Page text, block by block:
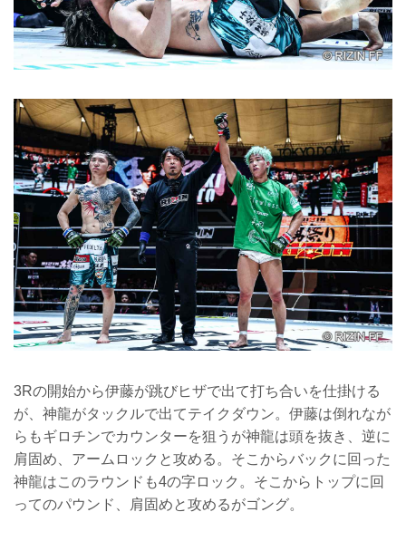
3Rの開始から伊藤が跳びヒザで出て打ち合いを仕掛ける
が、神龍がタックルで出てテイクダウン。伊藤は倒れなが
らもギロチンでカウンターを狙うが神龍は頭を抜き、逆に
肩固め、アームロックと攻める。そこからバックに回った
神龍はこのラウンドも4の字ロック。そこからトップに回
ってのパウンド、肩固めと攻めるがゴング。